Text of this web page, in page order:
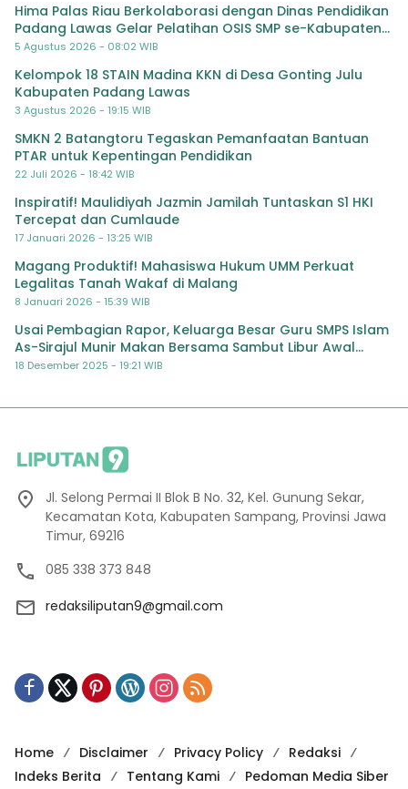
Hima Palas Riau Berkolaborasi dengan Dinas Pendidikan
Padang Lawas Gelar Pelatihan OSIS SMP se-Kabupaten
Padang Lawas
5 Agustus 2026 - 08:02 WIB
Kelompok 18 STAIN Madina KKN di Desa Gonting Julu
Kabupaten Padang Lawas
3 Agustus 2026 - 19:15 WIB
SMKN 2 Batangtoru Tegaskan Pemanfaatan Bantuan
PTAR untuk Kepentingan Pendidikan
22 Juli 2026 - 18:42 WIB
Inspiratif! Maulidiyah Jazmin Jamilah Tuntaskan S1 HKI
Tercepat dan Cumlaude
17 Januari 2026 - 13:25 WIB
Magang Produktif! Mahasiswa Hukum UMM Perkuat
Legalitas Tanah Wakaf di Malang
8 Januari 2026 - 15:39 WIB
Usai Pembagian Rapor, Keluarga Besar Guru SMPS Islam
As-Sirajul Munir Makan Bersama Sambut Libur Awal
Semester
18 Desember 2025 - 19:21 WIB
Jl. Selong Permai II Blok B No. 32, Kel. Gunung Sekar,
Kecamatan Kota, Kabupaten Sampang, Provinsi Jawa
Timur, 69216
085 338 373 848
redaksiliputan9@gmail.com
Home Disclaimer Privacy Policy
Redaksi
Indeks Berita
Tentang Kami Pedoman Media Siber